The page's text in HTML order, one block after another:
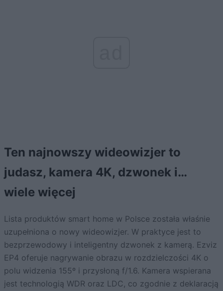
Ten najnowszy wideowizjer to
judasz, kamera 4K, dzwonek i…
wiele więcej
Lista produktów smart home w Polsce została właśnie
uzupełniona o nowy wideowizjer. W praktyce jest to
bezprzewodowy i inteligentny dzwonek z kamerą. Ezviz
EP4 oferuje nagrywanie obrazu w rozdzielczości 4K o
polu widzenia 155º i przysłoną f/1.6. Kamera wspierana
jest technologią WDR oraz LDC, co zgodnie z deklaracją